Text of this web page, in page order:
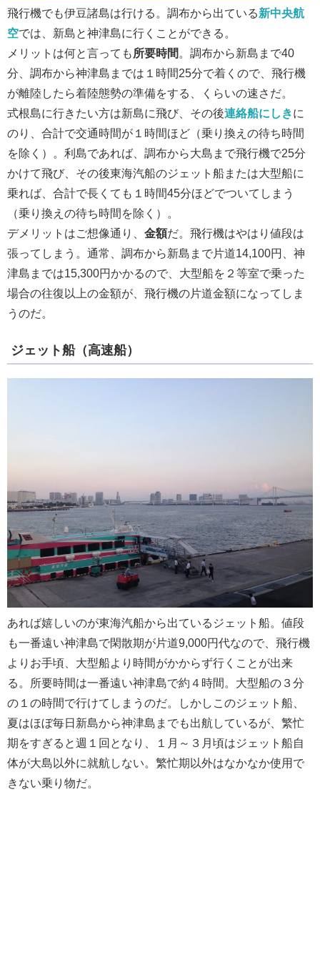
飛行機でも伊豆諸島は行ける。調布から出ている新中央航
空では、新島と神津島に行くことができる。
メリットは何と言っても 所要時間 。調布から新島まで40
分、調布から神津島までは１時間25分で着くので、飛行機
が離陸したら着陸態勢の準備をする、くらいの速さだ。
式根島に行きたい方は新島に飛び、その後連絡船にしきに
のり、合計で交通時間が１時間ほど（乗り換えの待ち時間
を除く）。利島であれば、調布から大島まで飛行機で25分
かけて飛び、その後東海汽船のジェット船または大型船に
乗れば、合計で長くても１時間45分ほどでついてしまう
（乗り換えの待ち時間を除く）。
デメリットはご想像通り、 金額だ。飛行機はやはり値段は
張ってしまう。通常、調布から新島まで片道14,100円、神
津島までは15,300円かかるので、大型船を２等室で乗った
場合の往復以上の金額が、飛行機の片道金額になってしま
うのだ。
ジェット船（高速船）
あれば嬉しいのが東海汽船から出ているジェット船。値段
も一番遠い神津島で閑散期が片道9,000円代なので、飛行機
よりお手頃、大型船より時間がかからず行くことが出来
る。所要時間は一番遠い神津島で約４時間。大型船の３分
の１の時間で行けてしまうのだ。しかしこのジェット船、
夏はほぼ毎日新島から神津島までも出航しているが、繁忙
期をすぎると週１回となり、１月～３月頃はジェット船自
体が大島以外に就航しない。繁忙期以外はなかなか使用で
きない乗り物だ。